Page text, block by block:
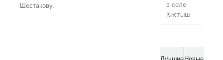
Шестакову.
в селе
Кистыш